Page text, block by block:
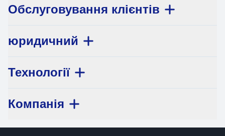
Обслуговування клієнтів
юридичний
Технології
Компанія